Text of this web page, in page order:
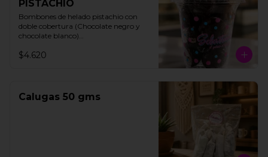
PISTACHIO
Bombones de helado pistachio con
doble cobertura (Chocolate negro y
chocolate blanco)
15 unidades aproximadamente.
$4.620
Calugas 50 gms